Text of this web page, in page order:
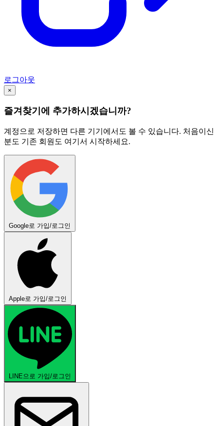
로그아웃
×
즐겨찾기에 추가하시겠습니까?
계정으로 저장하면 다른 기기에서도 볼 수 있습니다. 처음이신
분도 기존 회원도 여기서 시작하세요.
Google로 가입/로그인
Apple로 가입/로그인
LINE으로 가입/로그인